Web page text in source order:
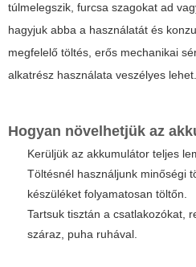
túlmelegszik, furcsa szagokat ad
hagyjuk abba a használatát és
megfelelő töltés, erős mechanikai
alkatrész használata veszélyes lehet.
Hogyan növelhetjük az
Kerüljük az akkumulátor teljes
Töltésnél használjunk minőségi
készüléket folyamatosan töltőn.
Tartsuk tisztán a csatlakozókat,
száraz, puha ruhával.